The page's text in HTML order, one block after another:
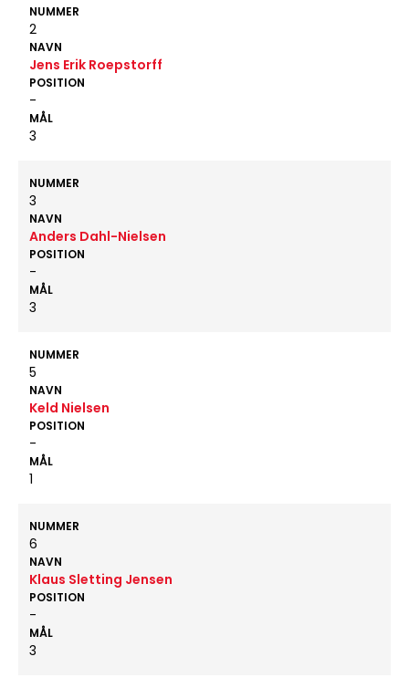
NUMMER
2
NAVN
Jens Erik Roepstorff
POSITION
-
MÅL
3
NUMMER
3
NAVN
Anders Dahl-Nielsen
POSITION
-
MÅL
3
NUMMER
5
NAVN
Keld Nielsen
POSITION
-
MÅL
1
NUMMER
6
NAVN
Klaus Sletting Jensen
POSITION
-
MÅL
3